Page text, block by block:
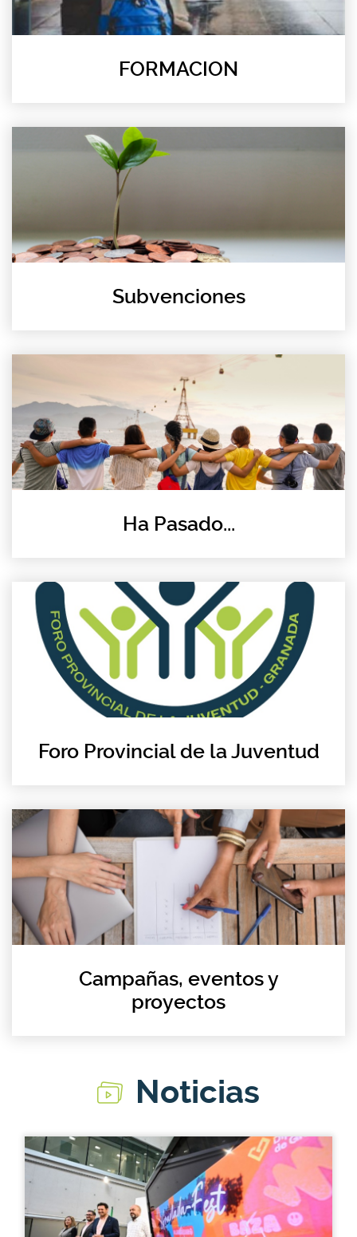
FORMACION
Subvenciones
Ha Pasado...
Foro Provincial de la Juventud
Campañas, eventos y
proyectos
Noticias